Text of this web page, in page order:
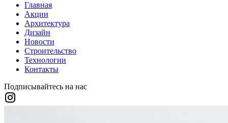
Главная
Акции
Архитектура
Дизайн
Новости
Строительство
Технологии
Контакты
Подписывайтесь на нас